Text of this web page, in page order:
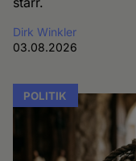
Dirk Winkler
03.08.2026
POLITIK